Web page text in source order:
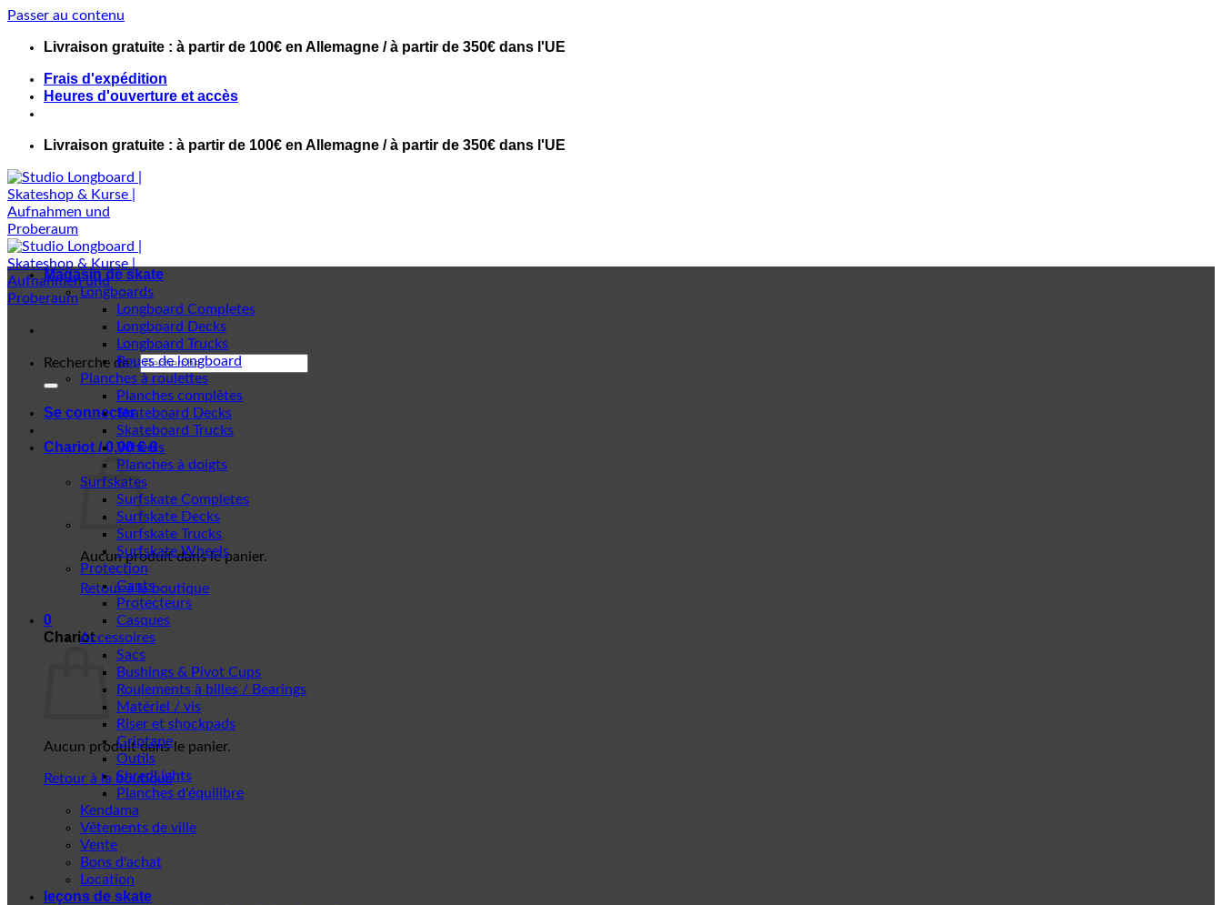
Passer au contenu
Livraison gratuite : à partir de 100€ en Allemagne / à partir de 350€ dans l'UE
Frais d'expédition
Heures d'ouverture et accès
Livraison gratuite : à partir de 100€ en Allemagne / à partir de 350€ dans l'UE
Recherche de :
Se connecter
Chariot /0,00€ 0
Aucun produit dans le panier.
Retour à la boutique
0
Chariot
Aucun produit dans le panier.
Retour à la boutique
Magasin de skate
Longboards
Longboard Completes
Longboard Decks
Longboard Trucks
Roues de longboard
Planches à roulettes
Planches complètes
Skateboard Decks
Skateboard Trucks
Wheels
Planches à doigts
Surfskates
Surfskate Completes
Surfskate Decks
Surfskate Trucks
Surfskate Wheels
Protection
Gants
Protecteurs
Casques
Accessoires
Sacs
Bushings & Pivot Cups
Roulements à billes / Bearings
Matériel / vis
Riser et shockpads
Griptape
Outils
ShredLights
Planches d'équilibre
Kendama
Vêtements de ville
Vente
Bons d'achat
Location
leçons de skate